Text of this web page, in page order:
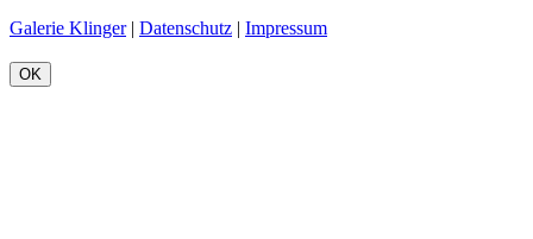
Galerie Klinger| Datenschutz | Impressum
OK